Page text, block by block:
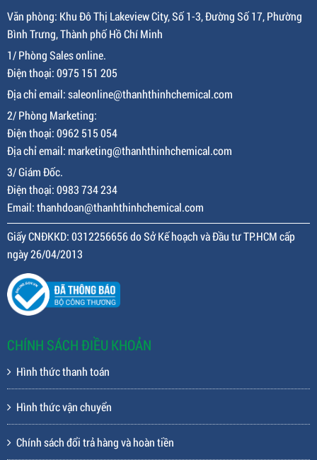
Văn phòng: Khu Đô Thị Lakeview City, Số 1-3, Đường Số 17, Phường
Bình Trưng, Thành phố Hồ Chí Minh
1/ Phòng Sales online.
Điện thoại: 0975 151 205
Địa chỉ email: saleonline@thanhthinhchemical.com
2/ Phòng Marketing:
Điện thoại: 0962 515 054
Địa chỉ email: marketing@thanhthinhchemical.com
3/ Giám Đốc.
Điện thoại: 0983 734 234
Email: thanhdoan@thanhthinhchemical.com
Giấy CNĐKKD: 0312256656 do Sở Kế hoạch và Đầu tư TP.HCM cấp
ngày 26/04/2013
CHÍNH SÁCH ĐIỀU KHOẢN
Hình thức thanh toán
Hình thức vận chuyển
Chính sách đổi trả hàng và hoàn tiền